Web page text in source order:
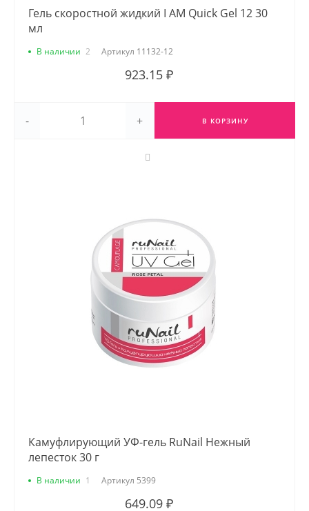
Гель скоростной жидкий I AM Quick Gel 12 30
мл
В наличии 2 Артикул 11132-12
923.15 ₽
- + В КОРЗИНУ
Камуфлирующий УФ-гель RuNail Нежный
лепесток 30 г
В наличии 1 Артикул 5399
649.09 ₽